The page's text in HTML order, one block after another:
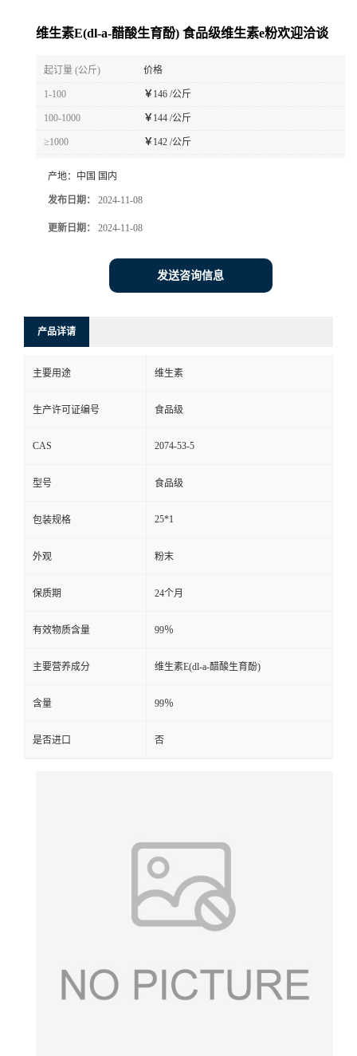
维生素E(dl-a-醋酸生育酚) 食品级维生素e粉欢迎洽谈
起订量 (公斤) 价格
1-100 ￥ 146 /公斤
100-1000 ￥ 144 /公斤
≥1000 ￥ 142 /公斤
产地： 中国 国内
发布日期： 2024-11-08
更新日期： 2024-11-08
发送咨询信息
产品详请
主要用途 维生素
生产许可证编号 食品级
CAS 2074-53-5
型号 食品级
包装规格 25*1
外观 粉末
保质期 24个月
有效物质含量 99％
主要营养成分 维生素E(dl-a-醋酸生育酚)
含量 99％
是否进口 否